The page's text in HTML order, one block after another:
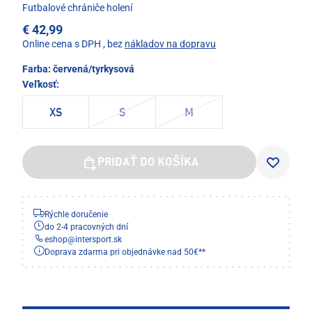
Futbalové chrániče holení
€ 42,99
Online cena s DPH , bez nákladov na dopravu
Farba: červená/tyrkysová
Veľkosť:
XS S M
PRIDAŤ DO KOŠÍKA
Rýchle doručenie
do 2-4 pracovných dní
eshop@intersport.sk
Doprava zdarma pri objednávke nad 50€**